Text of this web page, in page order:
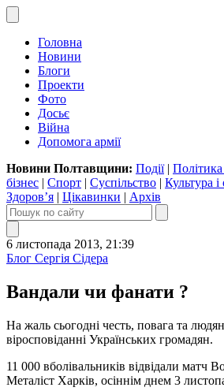
Головна
Новини
Блоги
Проекти
Фото
Досьє
Війна
Допомога армії
Новини Полтавщини: Події| Політика
бізнес | Спорт | Суспільство | Культура і
Здоров’я | Цікавинки | Архів
6 листопада 2013, 21:39
Блог Сергія Сідера
Вандали чи фанати ?
На жаль сьогодні честь, повага та
віросповіданні Українських громадян.
11 000 вболівальників відвідали матч
Металіст Харків, осіннім днем 3